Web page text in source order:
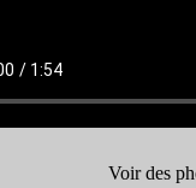
Voir des